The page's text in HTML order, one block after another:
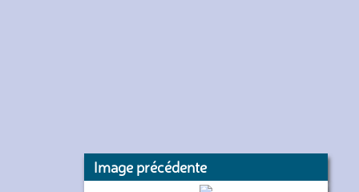
Image précédente